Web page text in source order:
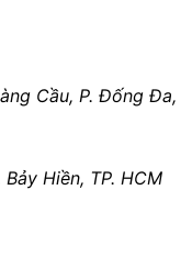
Cầu, P. Đống Đa,
Bảy Hiền, TP. HCM